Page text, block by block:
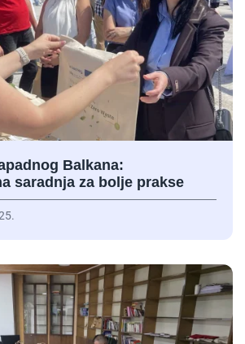
Balkana:
saradnja za bolje prakse